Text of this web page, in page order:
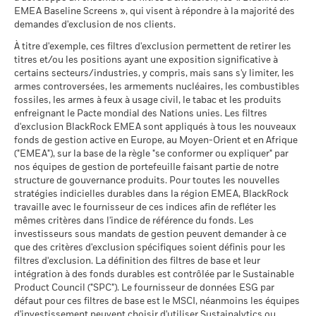
fiable des performances futures. Les marchés pourraient
évoluer très différemment. Ceci peut vous aider à évaluer la
façon dont le fonds a été géré dans le passé
La performance est indiquée sur la base de la Valeur nette
d’inventaire (VNI), avec le revenu brut réinvesti le cas échéant.
Le rendement de votre investissement peut augmenter ou
diminuer en raison des fluctuations des devises si votre
investissement est effectué dans une devise autre que celle
utilisée dans le calcul des performances passées. Source :
Blackrock
précompte mobilier belge de 30%. Le précompte mobilier
belge applicable aux intérêts inclus dans le prix de rachat des
de 10% de leurs actifs dans des titres de créance s'élève à
30%.
Publication de la valeur nette d'inventaire:
www.blackrock.com/be
, De Tijd,www.fundinfo.com. Pour toute
réclamation concernant ce compartiment, veuillez contacter
BlackRock au 02 402 49 00 ou par e-mail à l’adresse
belux@blackrock.com. Pour votre protection, les appels
téléphoniques sont souvent enregistrés.Vous pouvez
également contacter le Service de médiation des
consommateurs. Vous trouverez de plus amples informations
à l’adressehttp://www.ombudsfin.be.
Le scénario de tension montre ce que vous pourriez obtenir
dans des situations de marché extrêmes.
MSCI (0-10)
Classification mondiale des
fonds selon Lipper
Bond EUR Corporates
Moyenne pondérée de
l'intensité carbone MSCI
(tonnes de CO2e/M$ de
ventes)
au 17/juil./2026
102,92
% des avoirs à l'égard
desquels des données ESG
MSCI
au 17/juil./2026
96,08
Pointage de qualité ESG
MSCI - centile par rapport aux
au 17/juil./2026
Fonds dans le groupe de
pairs
au 17/juil./2026
263
MSCI - Charbon thermique
au -
-
MSCI - Sables bitumineux
au -
Données sur la
participation aux secteurs
d'activité
-
Pourcentage des avoirs du
fonds à l'égard desquels
des données ne sont pas
disponibles
au -
L'exposition de BlackRock aux secteurs d'activité, telle qu'elle
est indiquée ci-dessus, pour le charbon thermique et les
sables bitumineux, est calculée et déclarée pour les
entreprises qui tirent plus de 5 % de leurs revenus du
Sustainability related disclosure - SE_AG (nl)
BlackRock Strategic Funds - Prospectus
(English)
BlackRock Strategic Funds - Prospectus
(French - Belgium^France)
Voir tous les documents
EMEA Baseline Screens », qui visent à répondre à la majorité des
demandes d'exclusion de nos clients.
À titre d'exemple, ces filtres d'exclusion permettent de retirer les
titres et/ou les positions ayant une exposition significative à
certains secteurs/industries, y compris, mais sans s'y limiter, les
armes controversées, les armements nucléaires, les combustibles
fossiles, les armes à feux à usage civil, le tabac et les produits
enfreignant le Pacte mondial des Nations unies. Les filtres
d'exclusion BlackRock EMEA sont appliqués à tous les nouveaux
fonds de gestion active en Europe, au Moyen-Orient et en Afrique
("EMEA"), sur la base de la règle "se conformer ou expliquer" par
nos équipes de gestion de portefeuille faisant partie de notre
structure de gouvernance produits. Pour toutes les nouvelles
stratégies indicielles durables dans la région EMEA, BlackRock
travaille avec le fournisseur de ces indices afin de refléter les
mêmes critères dans l'indice de référence du fonds. Les
investisseurs sous mandats de gestion peuvent demander à ce
que des critères d'exclusion spécifiques soient définis pour les
filtres d'exclusion. La définition des filtres de base et leur
intégration à des fonds durables est contrôlée par le Sustainable
Product Council ("SPC"). Le fournisseur de données ESG par
défaut pour ces filtres de base est le MSCI, néanmoins les équipes